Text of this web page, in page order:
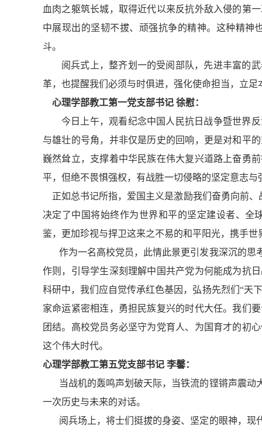
血肉之躯筑长城，取得近代以来反抗外敌入侵的第
中展现出的坚韧不拔、顽强抗争的精神。这种精神
斗。
阅兵式上，整齐划一的受阅部队，先进丰富的
革，也提醒我们必须与时俱进，强化使命担当，立
心理学部教工第一党支部书记 徐慰：
今日上午，观看纪念中国人民抗日战争暨世界
与雄壮的号角，并非仅是历史的回响，更是对和平
巍然耸立，支撑着中华民族在伟大复兴道路上奋勇
平，但绝不畏惧强权，有战胜一切侵略的坚定意志与
正如总书记所指，爱国主义是激励我们奋勇向前、
决定了中国将始终作为世界和平的坚定建设者、全
鉴，更加珍视与捍卫这来之不易的和平阳光，携手
作为一名高校党员，此情此景更引发我深沉的
作则，引导学生深刻理解中国共产党为何能成为抗
科研中，我们应自觉传承红色基因，弘扬先烈们“天
家命运紧密相连，勇担民族复兴的时代大任。我们
团结。高校党员务必坚守为党育人、为国育才的初
这个伟大时代。
心理学部教工第五党支部书记 李馨：
当战机的轰鸣声划破天际，当铁流的铿锵声震
一次历史与未来的对话。
阅兵场上，将士们挺拔的身姿、坚定的眼神，